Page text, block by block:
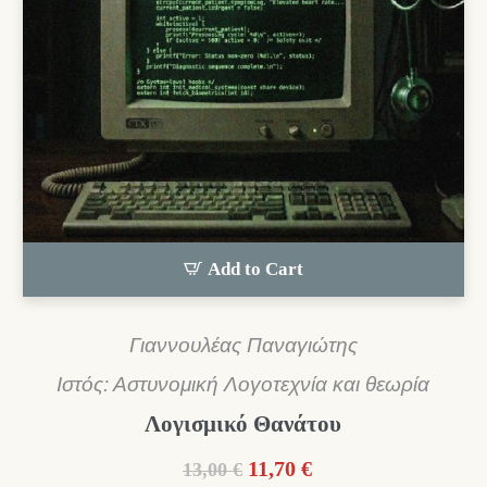
Add to Cart
Γιαννουλέας Παναγιώτης
Ιστός: Αστυνομική Λογοτεχνία και θεωρία
Λογισμικό Θανάτου
13,00 € Original
11,70 €Η